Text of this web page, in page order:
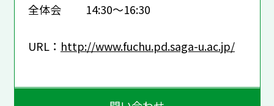
全体会 14:30～16:30
URL： http://www.fuchu.pd.saga-u.ac.jp/